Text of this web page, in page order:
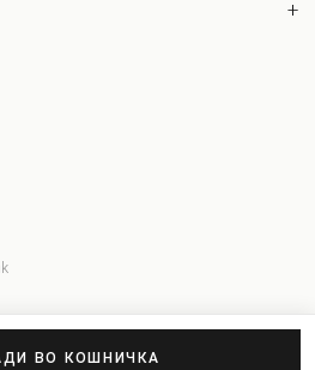
ВО КОШНИЧКА
права задржани. Поставки за колачиња